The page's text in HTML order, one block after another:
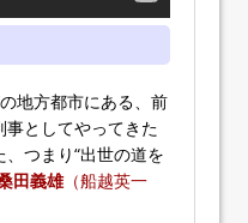
地方都市にある、前
としてやってきた
つまり“出世の道を
田義雄（船越英一